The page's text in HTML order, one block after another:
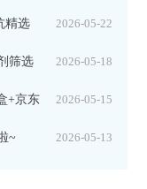
2026-05-22
精选
2026-05-18
筛选
2026-05-15
+京东
2026-05-13
~